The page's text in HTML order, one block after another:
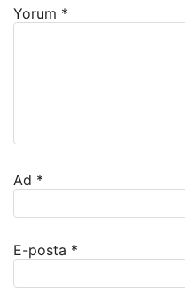
Yorum *
Ad *
E-posta *